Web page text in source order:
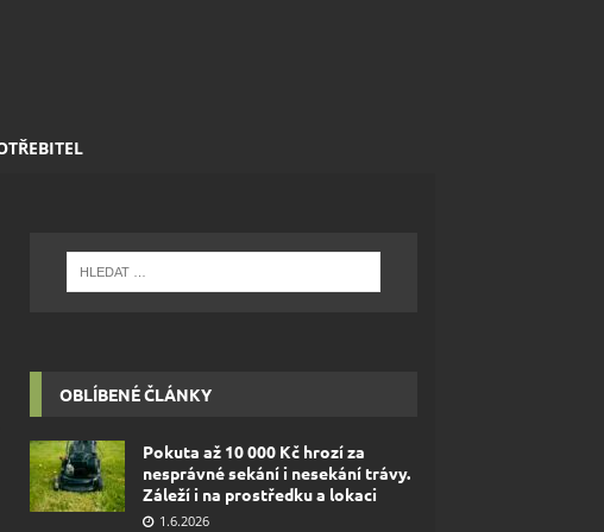
OBLÍBENÉ ČLÁNKY
Pokuta až 10 000 Kč hrozí za
nesprávné sekání i nesekání trávy.
Záleží i na prostředku a lokaci
1.6.2026